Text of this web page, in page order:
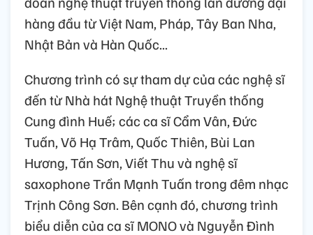
hàng đầu từ Việt Nam, Pháp, Tây Ban Nha,
Nhật Bản và Hàn Quốc...
Chương trình có sự tham dự của các nghệ sĩ
đến từ Nhà hát Nghệ thuật Truyền thống
Cung đình Huế; các ca sĩ Cẩm Vân, Đức
Tuấn, Võ Hạ Trâm, Quốc Thiên, Bùi Lan
Hương, Tấn Sơn, Viết Thu và nghệ sĩ
saxophone Trần Mạnh Tuấn trong đêm nhạc
Trịnh Công Sơn. Bên cạnh đó, chương trình
biểu diễn của ca sĩ MONO và Nguyễn Đình